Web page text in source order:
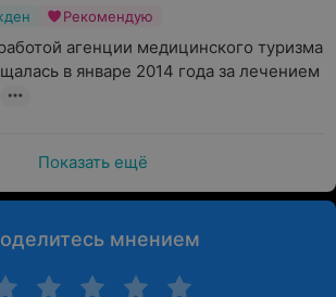
Рекомендую
агенции медицинского туризма
в январе 2014 года за лечением
Показать ещё
мнением